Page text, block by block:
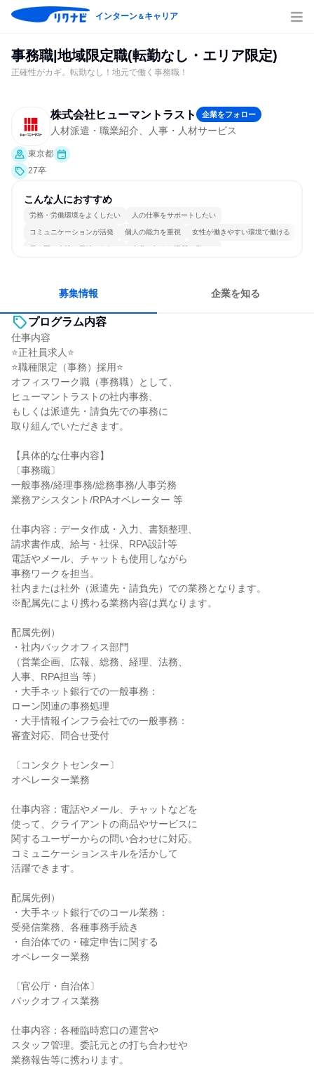
インターン＆キャリア
事務職|地域限定職(転勤なし・エリア限定)
正確性がカギ。転勤なし！地元で働く事務職！
株式会社ヒューマントラスト 企業をフォロー
人材派遣・職業紹介、人事・人材サービス
東京都
27卒
こんな人におすすめ
労務・労働環境をよくしたい 人の仕事をサポートしたい
コミュニケーションが活発 個人の能力を重視 女性が働きやすい環境で働ける
長く同じ会社に居続けられる 自分の好きな場所で働ける
募集情報 企業を知る
プログラム内容
仕事内容
⭐正社員求人⭐
⭐職種限定（事務）採用⭐
オフィスワーク職（事務職）として、
ヒューマントラストの社内事務、
もしくは派遣先・請負先での事務に
取り組んでいただきます。
【具体的な仕事内容】
〔事務職〕
一般事務/経理事務/総務事務/人事労務
業務アシスタント/RPAオペレーター 等
仕事内容：データ作成・入力、書類整理、
請求書作成、給与・社保、RPA設計等
電話やメール、チャットも使用しながら
事務ワークを担当。
社内または社外（派遣先・請負先）での業務となります。
※配属先により携わる業務内容は異なります。
配属先例）
・社内バックオフィス部門
（営業企画、広報、総務、経理、法務、
人事、RPA担当 等）
・大手ネット銀行での一般事務：
ローン関連の事務処理
・大手情報インフラ会社での一般事務：
審査対応、問合せ受付
〔コンタクトセンター〕
オペレーター業務
仕事内容：電話やメール、チャットなどを
使って、クライアントの商品やサービスに
関するユーザーからの問い合わせに対応。
コミュニケーションスキルを活かして
活躍できます。
配属先例）
・大手ネット銀行でのコール業務：
受発信業務、各種事務手続き
・自治体での・確定申告に関する
オペレーター業務
〔官公庁・自治体〕
バックオフィス業務
仕事内容：各種臨時窓口の運営や
スタッフ管理。委託元との打ち合わせや
業務報告等に携わります。